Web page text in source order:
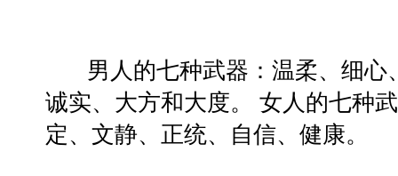
男人的七种武器：温柔、细心
诚实、大方和大度。 女人的七种
定、文静、正统、自信、健康。